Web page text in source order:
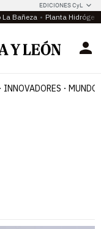
EDICIONES CyL
La Bañeza Planta
INNOVADORES MUNDO